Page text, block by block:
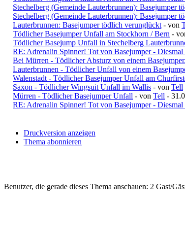
Stechelberg (Gemeinde Lauterbrunnen): Basejumper
Stechelberg (Gemeinde Lauterbrunnen): Basejumper
Lauterbrunnen: Basejumper tödlich verunglückt - von
Tödlicher Basejumper Unfall am Stockhorn / Bern -
Tödlicher Basejump Unfall in Stechelberg
RE: Adrenalin Spinner! Tot von Basejumper -
Bei Mürren - Tödlicher Absturz von einem Basejumper.
Lauterbrunnen - Tödlicher Unfall von einem
Walenstadt - Tödlicher Basejumper Unfall am
Saxon - Tödlicher Wingsuit Unfall im Wallis - von Tell
Mürren - Tödlicher Basejumper Unfall - von Tell -
RE: Adrenalin Spinner! Tot von Basejumper -
Druckversion anzeigen
Thema abonnieren
Benutzer, die gerade dieses Thema anschauen: 2 Gast/